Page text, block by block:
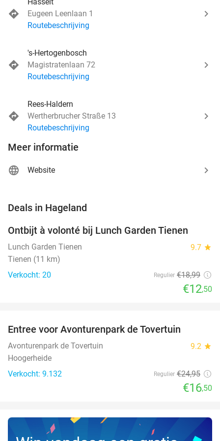
Eugeen Leenlaan 1
Routebeschrijving
's-Hertogenbosch
Magistratenlaan 72
Routebeschrijving
Rees-Haldern
Wertherbrucher Straße 13
Routebeschrijving
Meer informatie
Website
Deals in Hageland
NEW
TODAY
Ontbijt à volonté bij Lunch Garden Tienen
Lunch Garden Tienen 9.7 star
Tienen (11 km)
Verkocht: 20
Regulier €18,99
€12,50
TODAY
Entree voor Avonturenpark de Tovertuin
Avonturenpark de Tovertuin 9.2 star
Hoogerheide
Verkocht: 9.132
Regulier €24,95
€16,50